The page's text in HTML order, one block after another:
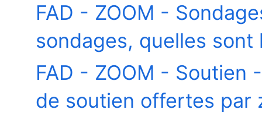
FAD - ZOOM -
sondages, quelles sont
FAD - ZOOM - Soutien
de soutien offertes par